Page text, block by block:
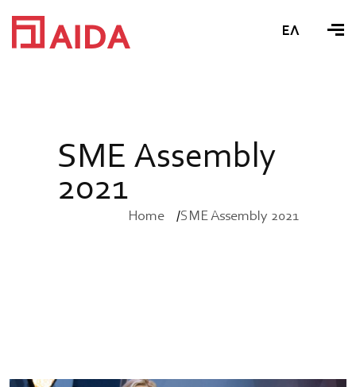
ΕΛ
SME Assembly
2021
Home SME Assembly 2021